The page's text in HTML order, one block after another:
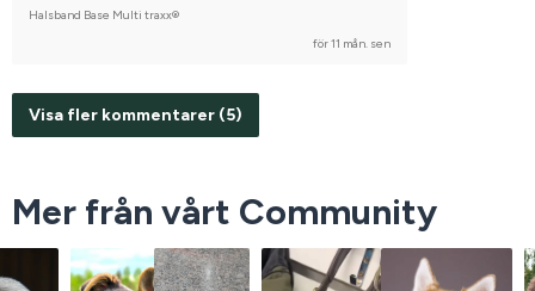
Halsband Base Multi traxx®
för 11 mån. sen
Visa fler kommentarer (5)
Mer från vårt Community